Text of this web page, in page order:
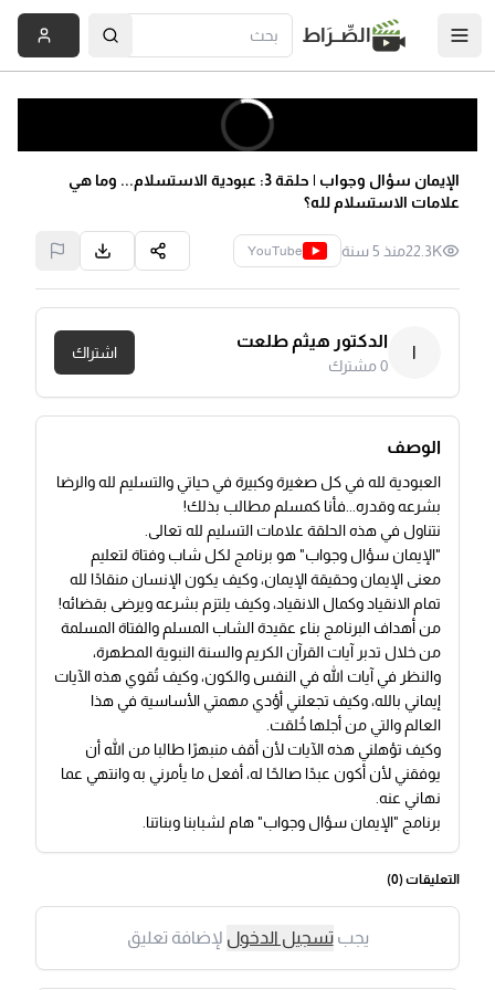
الصِّــرَاط
الإيمان سؤال وجواب | حلقة 3: عبودية الاستسلام... وما هي
علامات الاستسلام لله؟
22.3Kمنذ 5 سنة YouTube
ا
الدكتور هيثم طلعت
0مشترك
اشتراك
الوصف
العبودية لله في كل صغيرة وكبيرة في حياتي والتسليم لله والرضا
بشرعه وقدره...فأنا كمسلم مطالب بذلك!
نتناول في هذه الحلقة علامات التسليم لله تعالى.
"الإيمان سؤال وجواب" هو برنامج لكل شاب وفتاة لتعليم
معنى الإيمان وحقيقة الإيمان، وكيف يكون الإنسان منقادًا لله
تمام الانقياد وكمال الانقياد، وكيف يلتزم بشرعه ويرضى بقضائه!
من أهداف البرنامج بناء عقيدة الشاب المسلم والفتاة المسلمة
من خلال تدبر آيات القرآن الكريم والسنة النبوية المطهرة،
والنظر في آيات الله في النفس والكون، وكيف تُقوي هذه الآيات
إيماني بالله، وكيف تجعلني أؤدي مهمتي الأساسية في هذا
العالم والتي من أجلها خُلقت.
وكيف تؤهلني هذه الآيات لأن أقف منبهرًا طالبا من الله أن
يوفقني لأن أكون عبدًا صالحًا له، أفعل ما يأمرني به وانتهي عما
نهاني عنه.
برنامج "الإيمان سؤال وجواب" هام لشبابنا وبناتنا.
التعليقات (0
)
يجبتسجيل الدخول لإضافة تعليق